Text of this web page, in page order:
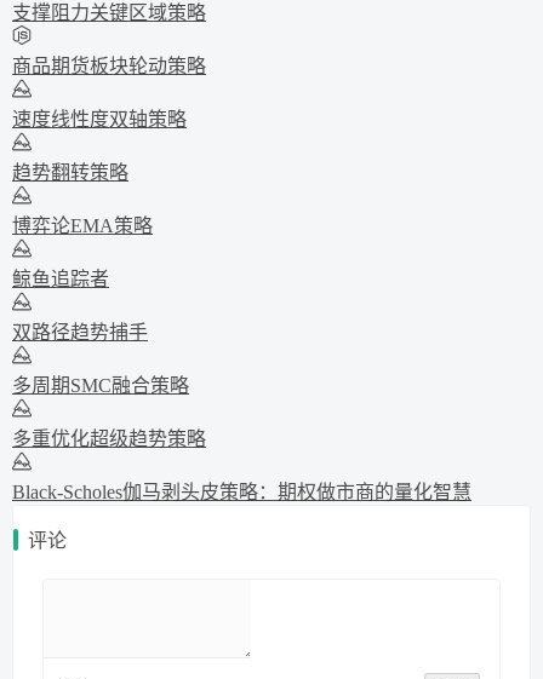
支撑阻力关键区域策略
商品期货板块轮动策略
速度线性度双轴策略
趋势翻转策略
博弈论EMA策略
鲸鱼追踪者
双路径趋势捕手
多周期SMC融合策略
多重优化超级趋势策略
Black-Scholes伽马剥头皮策略：期权做市商的量化智慧
评论